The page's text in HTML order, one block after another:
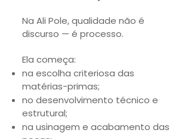
Na Ali Pole, qualidade não é
discurso — é processo.
Ela começa:
na escolha criteriosa das
matérias-primas;
no desenvolvimento técnico e
estrutural;
na usinagem e acabamento das